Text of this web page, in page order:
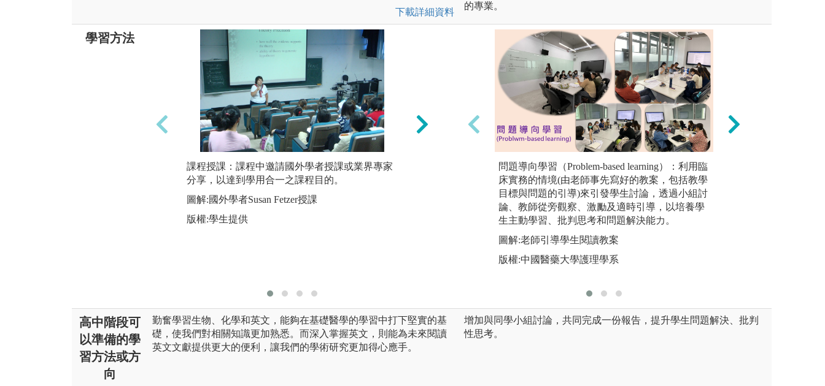
下載詳細資料
的專業。
學習方法
課程授課：課程中邀請國外學者授課或業界專家
分享，以達到學用合一之課程目的。
圖解:國外學者Susan Fetzer授課
版權:學生提供
技術練習：透過技術示範教學，協助學生認識且
理解各項基本護理技術的原則、目的與方法，並
藉由模擬病房之回覆示教增進技術操作與自學能
圖解:技術練習
版權:老師提供
問題導向學習（Problem-based learning）：利用臨
床實務的情境(由老師事先寫好的教案，包括教學
目標與問題的引導)來引發學生討論，透過小組討
論、教師從旁觀察、激勵及適時引導，以培養學
生主動學習、批判思考和問題解決能力。
圖解:老師引導學生閱讀教案
版權:中國醫藥大學護理學系
高中階段可
以準備的學
習方法或方
向
勤奮學習生物、化學和英文，能夠在基礎醫學的學習中打下堅實的基
礎，使我們對相關知識更加熟悉。而深入掌握英文，則能為未來閱讀
英文文獻提供更大的便利，讓我們的學術研究更加得心應手。
增加與同學小組討論，共同完成一份報告，提升學生問題解決、批判
性思考。